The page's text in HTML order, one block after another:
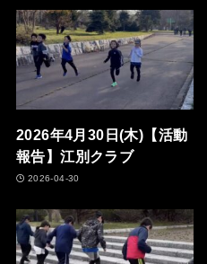
2026年4月30日(木)【活動
報告】江別クラブ
2026-04-30